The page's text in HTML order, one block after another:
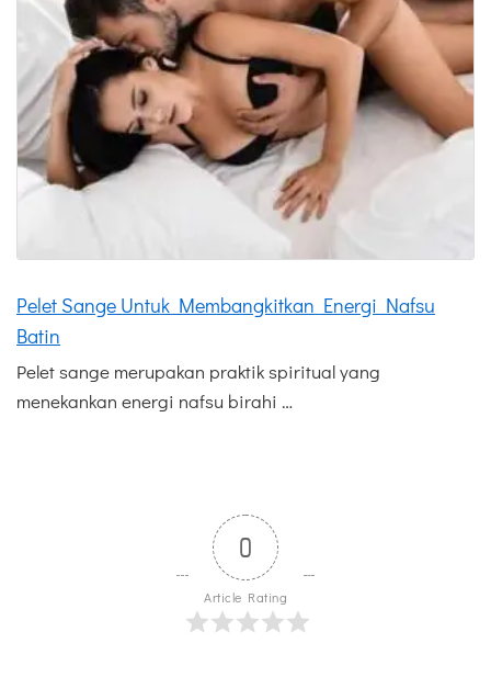
Pelet Sange Untuk Membangkitkan Energi Nafsu
Batin
Pelet sange merupakan praktik spiritual yang
menekankan energi nafsu birahi …
0
Article Rating